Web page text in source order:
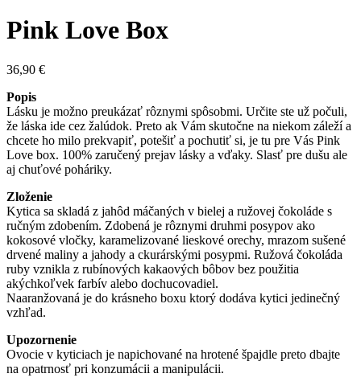
Pink Love Box
36,90 €
Popis
Lásku je možno preukázať rôznymi spôsobmi. Určite ste už počuli,
že láska ide cez žalúdok. Preto ak Vám skutočne na niekom záleží a
chcete ho milo prekvapiť, potešiť a pochutiť si, je tu pre Vás Pink
Love box. 100% zaručený prejav lásky a vďaky. Slasť pre dušu ale
aj chuťové poháriky.
Zloženie
Kytica sa skladá z jahôd máčaných v bielej a ružovej čokoláde s
ručným zdobením. Zdobená je rôznymi druhmi posypov ako
kokosové vločky, karamelizované lieskové orechy, mrazom sušené
drvené maliny a jahody a ckurárskými posypmi. Ružová čokoláda
ruby vznikla z rubínových kakaových bôbov bez použitia
akýchkoľvek farbív alebo dochucovadiel.
Naaranžovaná je do krásneho boxu ktorý dodáva kytici jedinečný
vzhľad.
Upozornenie
Ovocie v kyticiach je napichované na hrotené špajdle preto dbajte
na opatrnosť pri konzumácii a manipulácii.